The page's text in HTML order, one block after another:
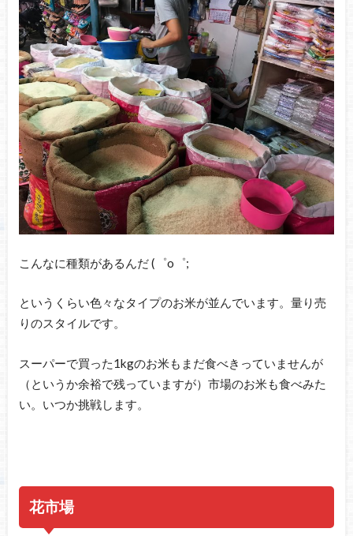
こんなに種類があるんだ (゜o゜;
というくらい色々なタイプのお米が並んでいます。量り売
りのスタイルです。
スーパーで買った1kgのお米もまだ食べきっていませんが
（というか余裕で残っていますが）市場のお米も食べみた
い。いつか挑戦します。
花市場